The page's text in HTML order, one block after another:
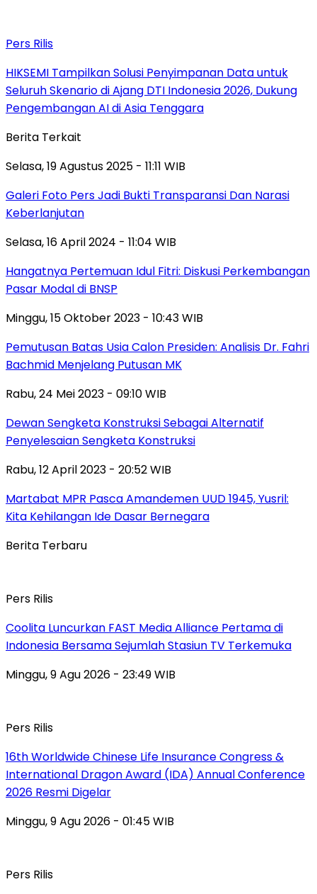
Pers Rilis
HIKSEMI Tampilkan Solusi Penyimpanan Data untuk
Seluruh Skenario di Ajang DTI Indonesia 2026, Dukung
Pengembangan AI di Asia Tenggara
Berita Terkait
Selasa, 19 Agustus 2025 - 11:11 WIB
Galeri Foto Pers Jadi Bukti Transparansi Dan Narasi
Keberlanjutan
Selasa, 16 April 2024 - 11:04 WIB
Hangatnya Pertemuan Idul Fitri: Diskusi Perkembangan
Pasar Modal di BNSP
Minggu, 15 Oktober 2023 - 10:43 WIB
Pemutusan Batas Usia Calon Presiden: Analisis Dr. Fahri
Bachmid Menjelang Putusan MK
Rabu, 24 Mei 2023 - 09:10 WIB
Dewan Sengketa Konstruksi Sebagai Alternatif
Penyelesaian Sengketa Konstruksi
Rabu, 12 April 2023 - 20:52 WIB
Martabat MPR Pasca Amandemen UUD 1945, Yusril:
Kita Kehilangan Ide Dasar Bernegara
Berita Terbaru
Pers Rilis
Coolita Luncurkan FAST Media Alliance Pertama di
Indonesia Bersama Sejumlah Stasiun TV Terkemuka
Minggu, 9 Agu 2026 - 23:49 WIB
Pers Rilis
16th Worldwide Chinese Life Insurance Congress &
International Dragon Award (IDA) Annual Conference
2026 Resmi Digelar
Minggu, 9 Agu 2026 - 01:45 WIB
Pers Rilis